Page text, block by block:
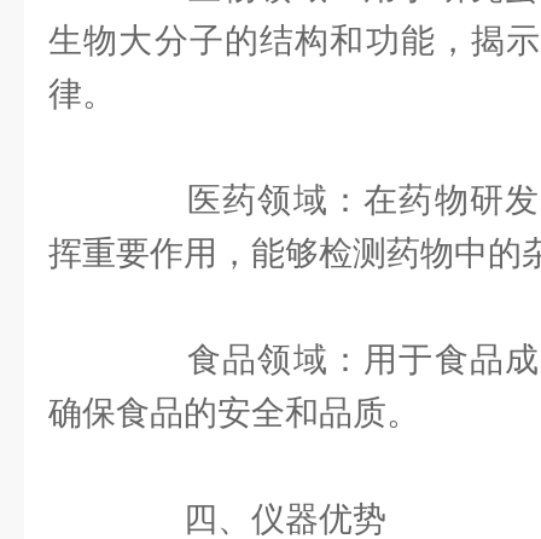
生物大分子的结构和功能，揭
律。
医药领域：在药物研发
挥重要作用，能够检测药物中的
食品领域：用于食品成
确保食品的安全和品质。
四、仪器优势